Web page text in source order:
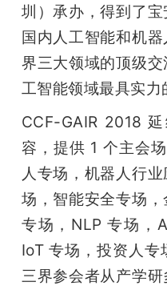
课
活
中
心
GAIR
圳）承办，得到了
国内人工智能和机
界三大领域的顶级
工智能领域最具实力
CCF-GAIR 2018
容，提供 1 个主会
人专场，机器人行
场，智能安全专场
专场，NLP 专场，
IoT 专场，投资人
三界参会者从产学